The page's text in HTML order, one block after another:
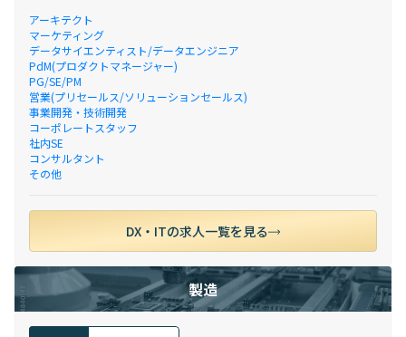
アーキテクト
マーケティング
データサイエンティスト/データエンジニア
PdM(プロダクトマネージャー)
PG/SE/PM
営業(プリセールス/ソリューションセールス)
事業開発・技術開発
コーポレートスタッフ
社内SE
コンサルタント
その他
DX・ITの求人一覧を見る
製造